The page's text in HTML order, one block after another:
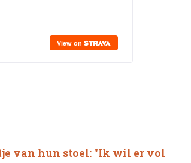
van hun stoel: "Ik wil er vol